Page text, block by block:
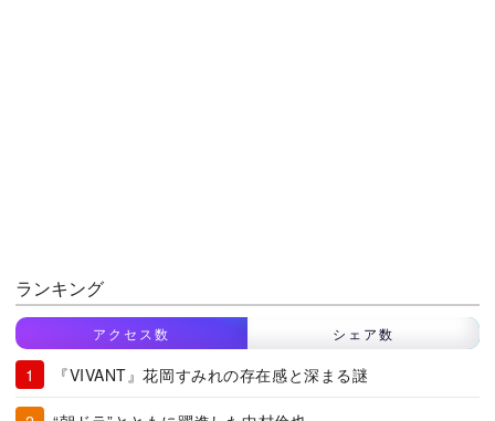
ランキング
アクセス数 シェア数
『VIVANT』花岡すみれの存在感と深まる謎